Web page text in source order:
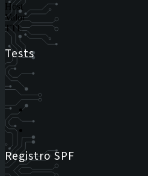
Host
Valor
TTL
Tests
Registro SPF